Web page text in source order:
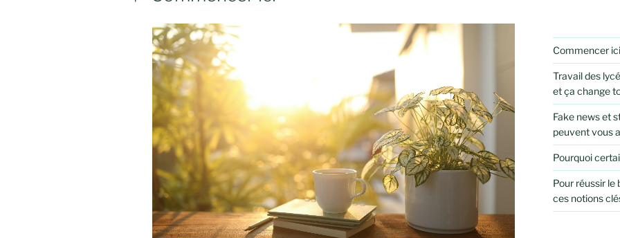
Commencer ici
Travail des
et ça change
Fake news et
peuvent vous
Pourquoi
Pour réussir le
ces notions